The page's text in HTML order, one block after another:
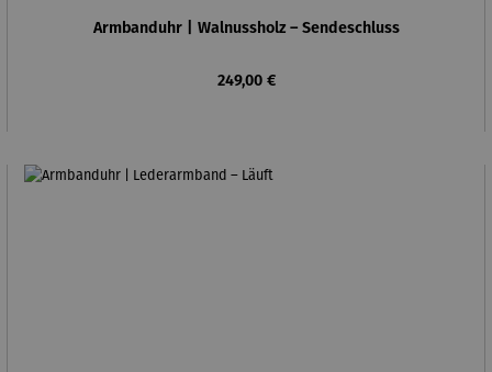
Armbanduhr | Walnussholz – Sendeschluss
Regulärer Preis:
249,00 €